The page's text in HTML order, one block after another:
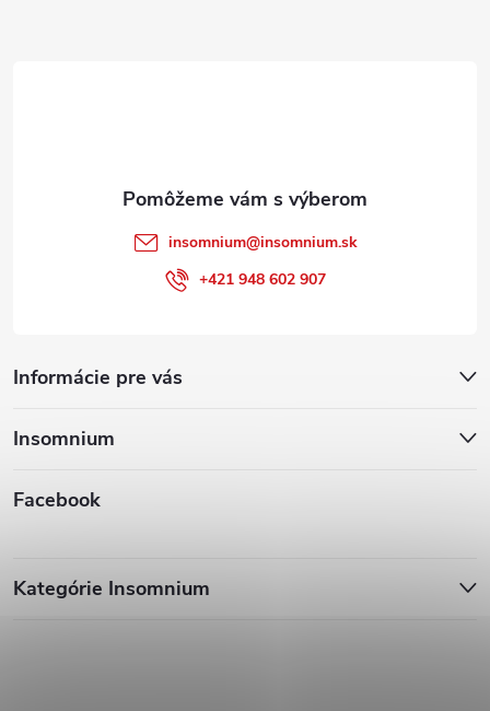
Informácie pre vás
Insomnium
Facebook
insomnium@insomnium.sk
+421 948 602 907
Kategórie Insomnium